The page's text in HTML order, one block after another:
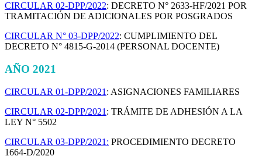
CIRCULAR 02-DPP/2022: DECRETO N° 2633-HF/2021 POR
TRAMITACIÓN DE ADICIONALES POR POSGRADOS
CIRCULAR N° 03-DPP/2022: CUMPLIMIENTO DEL
DECRETO N° 4815-G-2014 (PERSONAL DOCENTE)
AÑO 2021
CIRCULAR 01-DPP/2021 : ASIGNACIONES FAMILIARES
CIRCULAR 02-DPP/2021 : TRÁMITE DE ADHESIÓN A LA
LEY N° 5502
CIRCULAR 03-DPP/2021: PROCEDIMIENTO DECRETO
1664-D/2020